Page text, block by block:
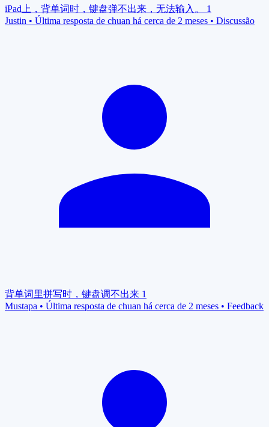
iPad上，背单词时，键盘弹不出来，无法输入。 1
Justin • Última resposta de chuan há cerca de 2 meses • Discussão
背单词里拼写时，键盘调不出来 1
Mustapa • Última resposta de chuan há cerca de 2 meses • Feedback